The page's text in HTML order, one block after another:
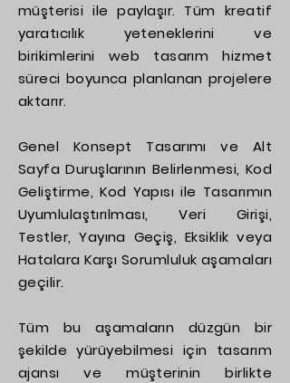
müşterisi ile paylaşır. Tüm kreatif
yaratıcılık yeteneklerini ve
birikimlerini web tasarım hizmet
süreci boyunca planlanan projelere
aktarır.
Genel Konsept Tasarımı ve Alt
Sayfa Duruşlarının Belirlenmesi, Kod
Geliştirme, Kod Yapısı ile Tasarımın
Uyumlulaştırılması, Veri Girişi,
Testler, Yayına Geçiş, Eksiklik veya
Hatalara Karşı Sorumluluk aşamaları
geçilir.
Tüm bu aşamaların düzgün bir
şekilde yürüyebilmesi için tasarım
ajansı ve müşterinin birlikte